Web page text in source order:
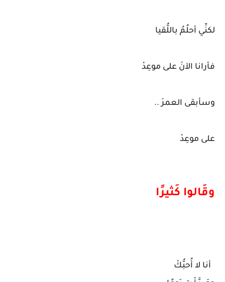
لكنِّي أحلُمُ باللُّقيا
فأرانا الآنَ على موعِدْ
وسأبقى العمرَ ..
على موعِدْ
وقَالوا كَثيرًا
أنا لا أُحبُّكْ